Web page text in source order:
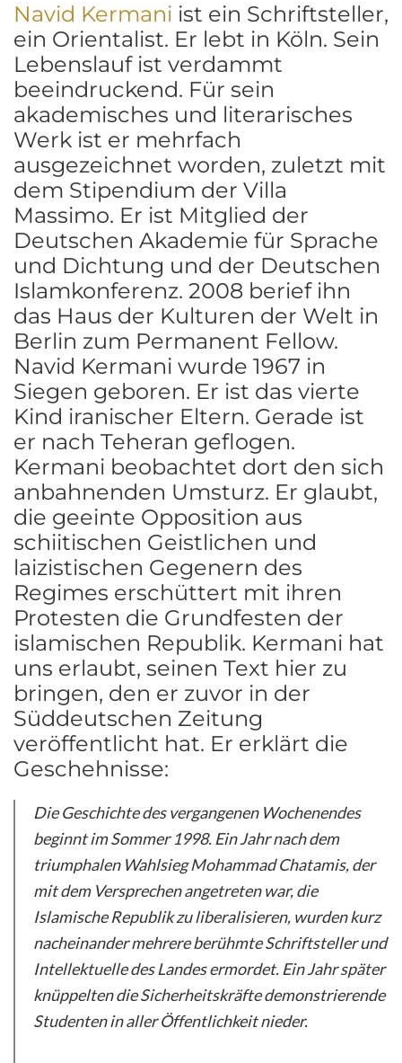
Navid Kermani ist ein Schriftsteller,
ein Orientalist. Er lebt in Köln. Sein
Lebenslauf ist verdammt
beeindruckend. Für sein
akademisches und literarisches
Werk ist er mehrfach
ausgezeichnet worden, zuletzt mit
dem Stipendium der Villa
Massimo. Er ist Mitglied der
Deutschen Akademie für Sprache
und Dichtung und der Deutschen
Islamkonferenz. 2008 berief ihn
das Haus der Kulturen der Welt in
Berlin zum Permanent Fellow.
Navid Kermani wurde 1967 in
Siegen geboren. Er ist das vierte
Kind iranischer Eltern. Gerade ist
er nach Teheran geflogen.
Kermani beobachtet dort den sich
anbahnenden Umsturz. Er glaubt,
die geeinte Opposition aus
schiitischen Geistlichen und
laizistischen Gegenern des
Regimes erschüttert mit ihren
Protesten die Grundfesten der
islamischen Republik. Kermani hat
uns erlaubt, seinen Text hier zu
bringen, den er zuvor in der
Süddeutschen Zeitung
veröffentlicht hat. Er erklärt die
Geschehnisse:
Die Geschichte des vergangenen Wochenendes
beginnt im Sommer 1998. Ein Jahr nach dem
triumphalen Wahlsieg Mohammad Chatamis, der
mit dem Versprechen angetreten war, die
Islamische Republik zu liberalisieren, wurden kurz
nacheinander mehrere berühmte Schriftsteller und
Intellektuelle des Landes ermordet. Ein Jahr später
knüppelten die Sicherheitskräfte demonstrierende
Studenten in aller Öffentlichkeit nieder.